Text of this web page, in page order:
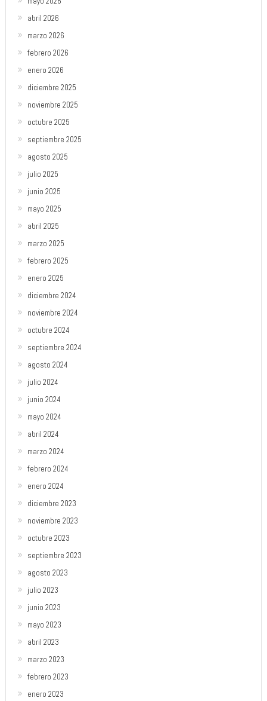
abril 2026
marzo 2026
febrero 2026
enero 2026
diciembre 2025
noviembre 2025
octubre 2025
septiembre 2025
agosto 2025
julio 2025
junio 2025
mayo 2025
abril 2025
marzo 2025
febrero 2025
enero 2025
diciembre 2024
noviembre 2024
octubre 2024
septiembre 2024
agosto 2024
julio 2024
junio 2024
mayo 2024
abril 2024
marzo 2024
febrero 2024
enero 2024
diciembre 2023
noviembre 2023
octubre 2023
septiembre 2023
agosto 2023
julio 2023
junio 2023
mayo 2023
abril 2023
marzo 2023
febrero 2023
enero 2023